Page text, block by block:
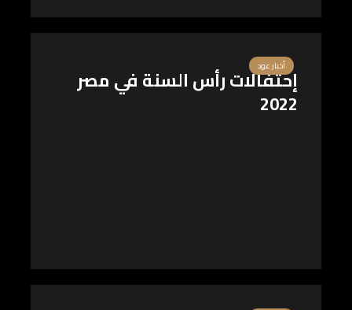
أخبار عود
إحتفالات رأس السنة في مصر
2022